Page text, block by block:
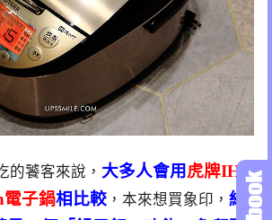
的饕客來說， 大多人會用虎牌IH
電子鍋相比較 ，本來想買象印， 結